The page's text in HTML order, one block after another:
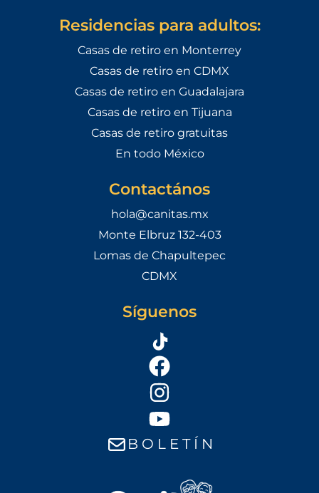
Residencias para adultos:
Casas de retiro en Monterrey
Casas de retiro en CDMX
Casas de retiro en Guadalajara
Casas de retiro en Tijuana
Casas de retiro gratuitas
En todo México
Contactános
hola@canitas.mx
Monte Elbruz 132-403
Lomas de Chapultepec
CDMX
Síguenos
B O L E T Í N